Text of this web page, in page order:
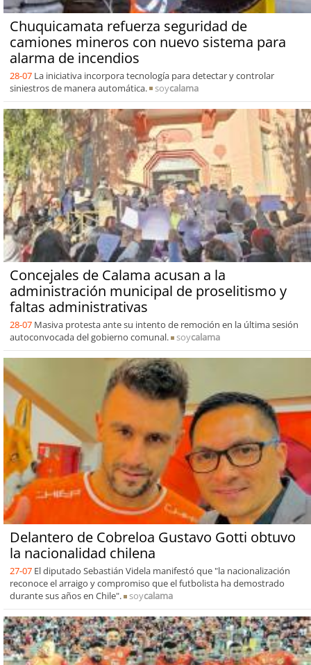
Chuquicamata refuerza seguridad de
camiones mineros con nuevo sistema para
alarma de incendios
28-07 La iniciativa incorpora tecnología para detectar y controlar
siniestros de manera automática.
soycalama
Concejales de Calama acusan a la
administración municipal de proselitismo y
faltas administrativas
28-07 Masiva protesta ante su intento de remoción en la última sesión
autoconvocada del gobierno comunal.
soycalama
Delantero de Cobreloa Gustavo Gotti obtuvo
la nacionalidad chilena
27-07 El diputado Sebastián Videla manifestó que "la nacionalización
reconoce el arraigo y compromiso que el futbolista ha demostrado
durante sus años en Chile".
soycalama